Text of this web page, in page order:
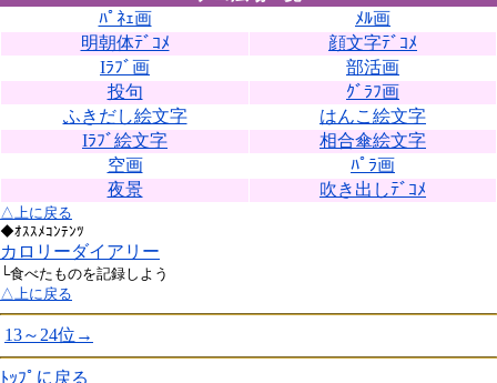
ﾊﾟﾈｪ画
ﾒﾙ画
明朝体ﾃﾞｺﾒ
顔文字ﾃﾞｺﾒ
Iﾗﾌﾞ画
部活画
投句
ｸﾞﾗﾌ画
ふきだし絵文字
はんこ絵文字
Iﾗﾌﾞ絵文字
相合傘絵文字
空画
ﾊﾟﾗ画
夜景
吹き出しﾃﾞｺﾒ
△上に戻る
◆ｵｽｽﾒｺﾝﾃﾝﾂ
カロリーダイアリー
└食べたものを記録しよう
△上に戻る
13～24位→
ﾄｯﾌﾟに戻る